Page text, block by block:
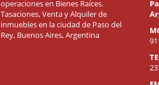
operaciones en Bienes Raíces.
Tasaciones, Venta y Alquiler de
inmuebles en la ciudad de Paso del
Rey, Buenos Aires, Argentina